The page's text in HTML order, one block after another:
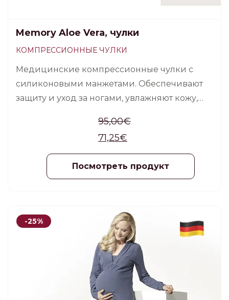
Memory Aloe Vera, чулки
КОМПРЕССИОННЫЕ ЧУЛКИ
Медицинские компрессионные чулки с
силиконовыми манжетами. Обеспечивают
защиту и уход за ногами, увлажняют кожу,
устойчивый и длительный положительный
эффект, продолжается и после 100 стирок.
95,00€
71,25€
Посмотреть продукт
-25%